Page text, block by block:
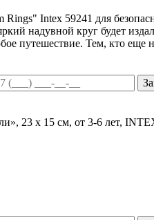
Intex 59241 для
надувной круг будет
путешествие. Тем, кто
23 х 15 см, от 3-6 лет,